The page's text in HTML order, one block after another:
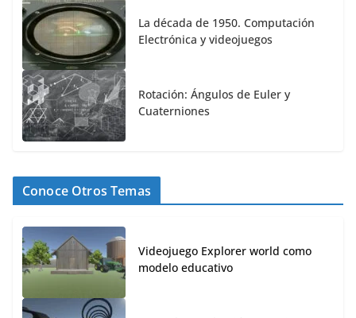
La década de 1950. Computación
Electrónica y videojuegos
Rotación: Ángulos de Euler y
Cuaterniones
Conoce Otros Temas
Videojuego Explorer world como
modelo educativo